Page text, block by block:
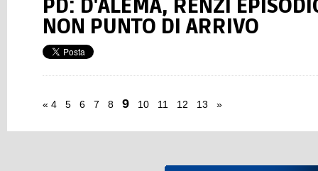
PD: D'ALEMA, RENZI
NON PUNTO DI ARRIVO
« 4 5 6 7 8 9 10 11 12 13 »